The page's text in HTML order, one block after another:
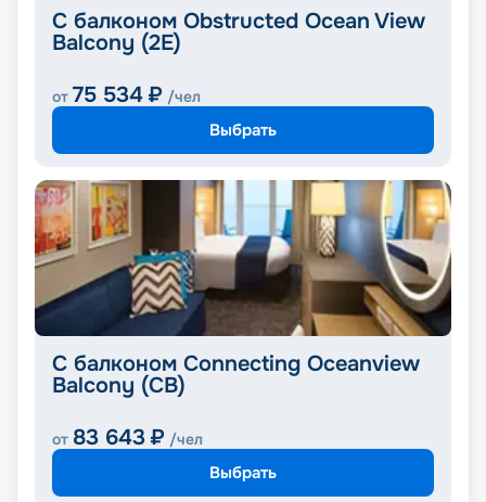
С балконом Obstructed Ocean View
Balcony (2E)
от 75 534 ₽ /чел
Выбрать
С балконом Connecting Oceanview
Balcony (CB)
от 83 643 ₽ /чел
Выбрать